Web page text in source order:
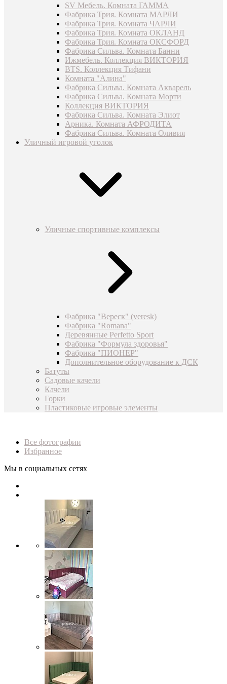
SV Мебель. Комната ГАММА
Фабрика Трия. Комната МАРЛИ
Фабрика Трия. Комната ЧАРЛИ
Фабрика Трия. Комната ОКЛАНД
Фабрика Трия. Комната ОКСФОРД
Фабрика Сильва. Комната Банни
Ижмебель. Коллекция ВИКТОРИЯ
BTS. Коллекция Тифани
Комната "Алина"
Фабрика Сильва. Комната Акварель
Фабрика Сильва. Комната Морти
Коллекция ВИКТОРИЯ
Фабрика Сильва. Комната Элиот
Арника. Комната АФРОДИТА
Фабрика Сильва. Комната Оливия
Уличный игровой уголок
Уличные спортивные комплексы
Фабрика "Вереск" (veresk)
Фабрика "Romana"
Деревянные Perfetto Sport
Фабрика "Формула здоровья"
Фабрика "ПИОНЕР"
Дополнительное оборудование к ДСК
Батуты
Садовые качели
Качели
Горки
Пластиковые игровые элементы
Все фотографии
Избранное
Мы в социальных сетях